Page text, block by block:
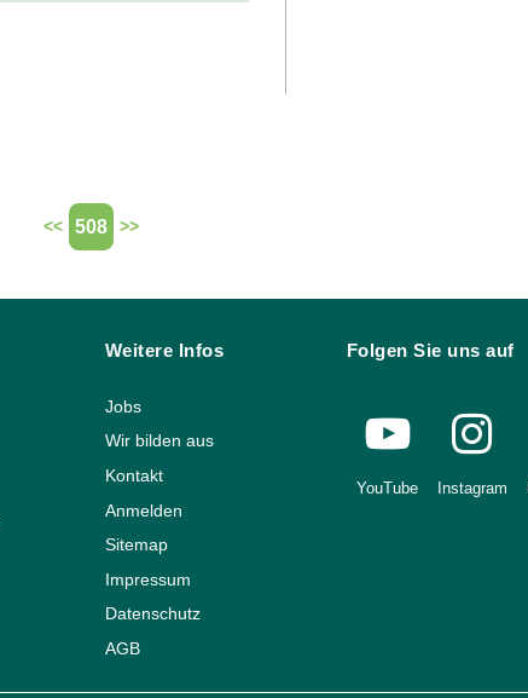
<< 508 >>
Weitere Infos
Jobs
Wir bilden aus
Kontakt
Anmelden
Sitemap
Impressum
Datenschutz
AGB
Folgen Sie uns auf
YouTube Instagram